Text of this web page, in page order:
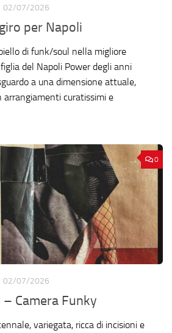
02/07/2026
per Napoli
di funk/soul nella migliore
del Napoli Power degli anni
a una dimensione attuale,
curatissimi e
0
02/07/2026
– Camera Funky
variegata, ricca di incisioni e